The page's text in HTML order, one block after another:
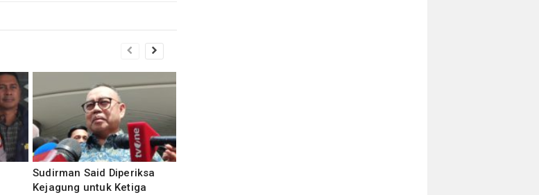
Sudirman Said Diperiksa
Kejagung untuk Ketiga